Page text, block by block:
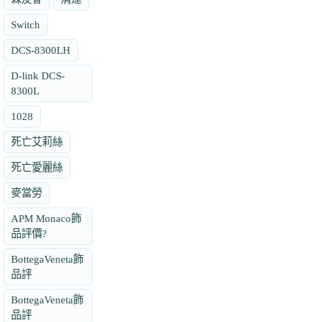
Switch
DCS-8300LH
D-link DCS-
8300L
1028
死亡艾莉絲
死亡愛麗絲
麥當勞
APM Monaco飾
品評價?
BottegaVeneta飾
品評
BottegaVeneta飾
品評